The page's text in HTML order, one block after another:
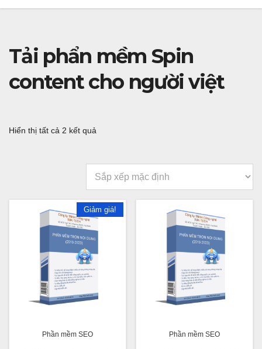
Tải phẩn mềm Spin
content cho người việt
Hiển thị tất cả 2 kết quả
Giảm giá!
Phần mềm SEO Phần mềm SEO